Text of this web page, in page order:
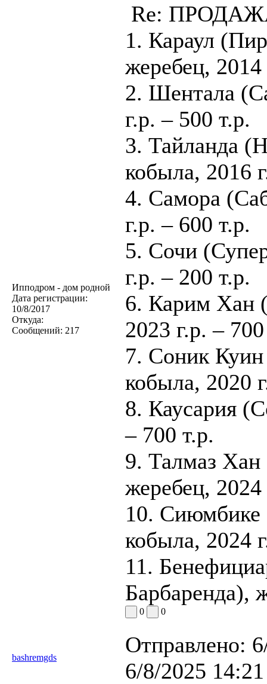
Ипподром - дом родной
Дата регистрации:
10/8/2017
Откуда:
Сообщений: 217
Re:
1. Караул
жеребец,
2. Шентала
г.р. – 500 т.р.
3. Тайланда
кобыла, 2016
4. Самора
г.р. – 600 т.р.
5. Сочи
г.р. – 200 т.р.
6. Карим Хан
2023 г.р. –
7. Соник
кобыла, 2020
8. Каусария
– 700 т.р.
9. Талмаз
жеребец, 2024
10. Сиюмбике
кобыла, 2024
11.
Барбаренда),
0 0
bashremgds
Отправлено:
6/8/2025 14:21